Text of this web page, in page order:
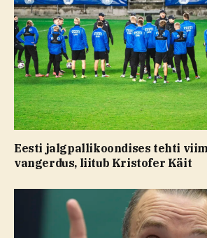
Eesti jalgpallikoondises tehti
vangerdus, liitub Kristofer Käit